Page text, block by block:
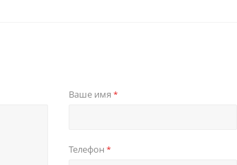
Ваше имя *
Телефон *